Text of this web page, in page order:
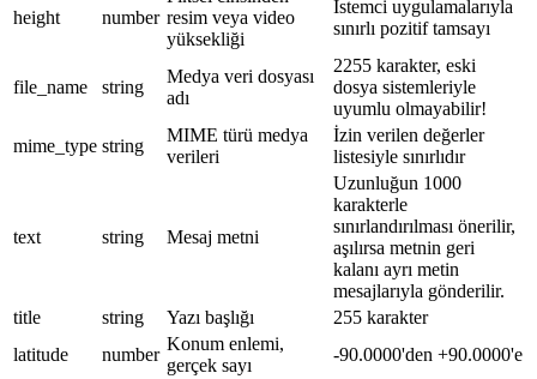
height number resim veya video
yüksekliği
İstemci uygulamalarıyla
sınırlı pozitif tamsayı
file_name string
Medya veri dosyası
adı
2255 karakter, eski
dosya sistemleriyle
uyumlu olmayabilir!
mime_type string
MIME türü medya
verileri
İzin verilen değerler
listesiyle sınırlıdır
text string Mesaj metni
Uzunluğun 1000
karakterle
sınırlandırılması önerilir,
aşılırsa metnin geri
kalanı ayrı metin
mesajlarıyla gönderilir.
title
string Yazı başlığı
255 karakter
latitude
number
Konum enlemi,
gerçek sayı
-90.0000'den +90.0000'e